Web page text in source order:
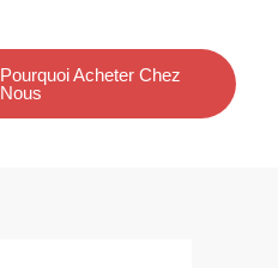
Pourquoi Acheter Chez
Nous